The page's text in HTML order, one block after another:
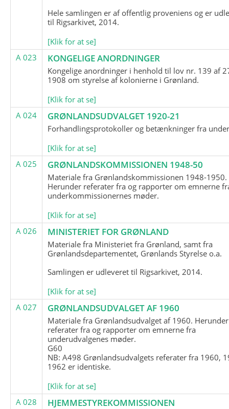
Hele samlingen er af offentlig proveniens og er
til Rigsarkivet, 2014.
[Klik for at se]
A 023
KONGELIGE ANORDNINGER
Kongelige anordninger i henhold til lov nr. 139 af
1908 om styrelse af kolonierne i Grønland.
[Klik for at se]
A 024
GRØNLANDSUDVALGET 1920-21
Forhandlingsprotokoller og betænkninger fra
[Klik for at se]
A 025
GRØNLANDSKOMMISSIONEN 1948-50
Materiale fra Grønlandskommissionen 1948-1950.
Herunder referater fra og rapporter om emnerne
underkommissionernes møder.
[Klik for at se]
A 026
MINISTERIET FOR GRØNLAND
Materiale fra Ministeriet fra Grønland, samt fra
Grønlandsdepartementet, Grønlands Styrelse o.a.
Samlingen er udleveret til Rigsarkivet, 2014.
[Klik for at se]
A 027
GRØNLANDSUDVALGET AF 1960
Materiale fra Grønlandsudvalget af 1960. Herunder
referater fra og rapporter om emnerne fra
underudvalgenes møder.
G60
NB: A498 Grønlandsudvalgets referater fra 1960,
1962 er identiske.
[Klik for at se]
A 028
HJEMMESTYREKOMMISSIONEN